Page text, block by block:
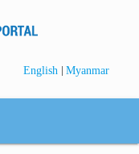
English | Myanmar